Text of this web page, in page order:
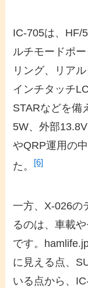
IC-705は、HF/
ルチモードポ
リング、リア
インチタッチ
STARなどを備
5W、外部
やQRP運用の
た。
[6]
一方、X-026の
るのは、車載
です。
に見える点、
いる点から、